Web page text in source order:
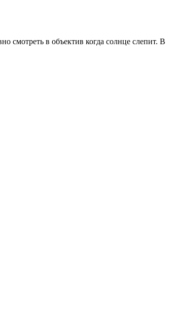
смотреть в объектив когда солнце слепит. В